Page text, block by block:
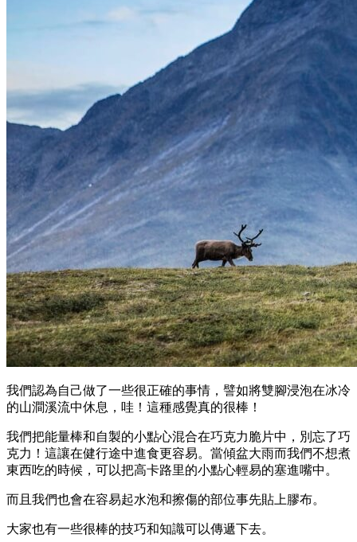
我們認為自己做了一些很正確的事情，譬如將雙腳浸泡在冰冷
的山澗溪流中休息，哇！這種感覺真的很棒！
我們把能量棒和自製的小點心混合在巧克力脆片中，別忘了巧
克力！這讓在健行途中進食更容易。當傾盆大雨而我們不想煮
東西吃的時候，可以把高卡路里的小點心輕易的塞進嘴中。
而且我們也會在容易起水泡和擦傷的部位事先貼上膠布。
大家也有一些很棒的技巧和知識可以傳遞下去。